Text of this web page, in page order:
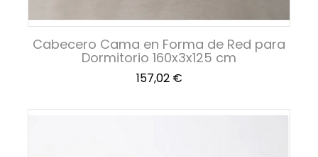
Cabecero Cama en Forma de Red para
Dormitorio 160x3x125 cm
Precio
157,02 €